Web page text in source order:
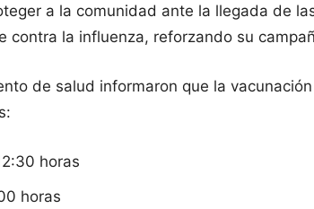
a la comunidad ante la llegada de
contra la influenza, reforzando su
de salud informaron que la
horas
horas